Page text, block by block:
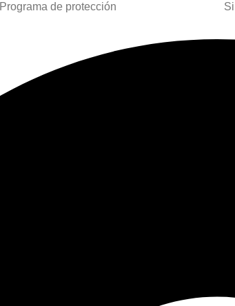
Programa de protección